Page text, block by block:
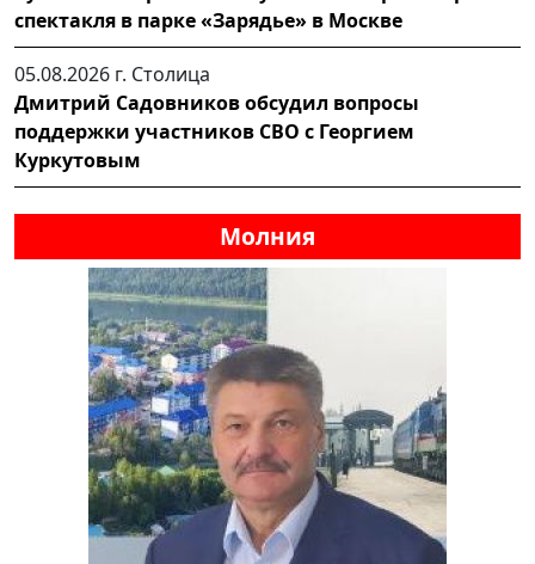
спектакля в парке «Зарядье» в Москве
05.08.2026 г. Столица
Дмитрий Садовников обсудил вопросы
поддержки участников СВО с Георгием
Куркутовым
Молния